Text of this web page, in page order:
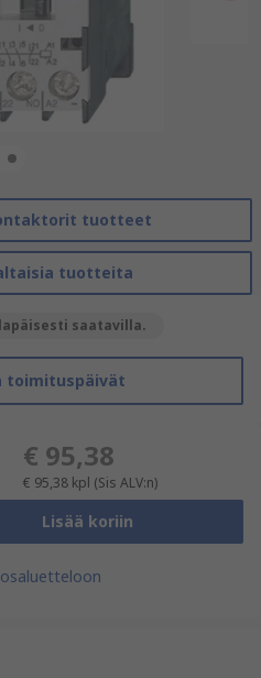
tuotteet
tuotteita
saatavilla.
toimituspäivät
€ 95,38
€ 95,38 kpl (Sis ALV:n)
Lisää koriin